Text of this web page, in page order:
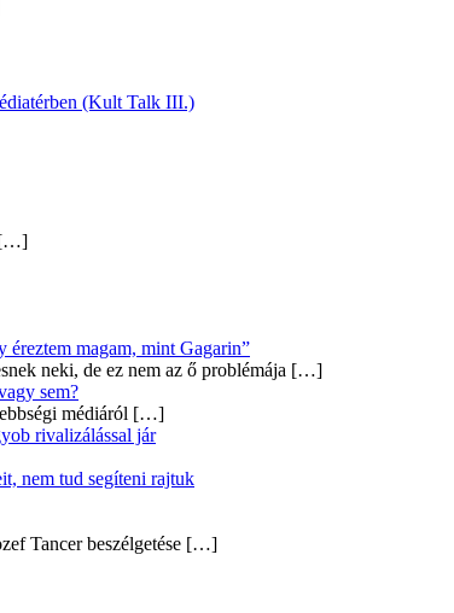
(Kult Talk III.)
magam, mint Gagarin”
neki, de ez nem az ő problémája […]
sem?
médiáról […]
rivalizálással jár
nem tud segíteni rajtuk
Tancer beszélgetése […]